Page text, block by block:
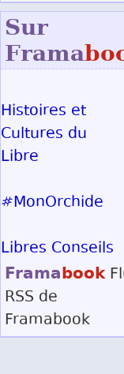
Sur
Frama
Histoires et
Cultures du
Libre
#MonOrchide
Libres Conseils
Framabook
RSS de
Framabook